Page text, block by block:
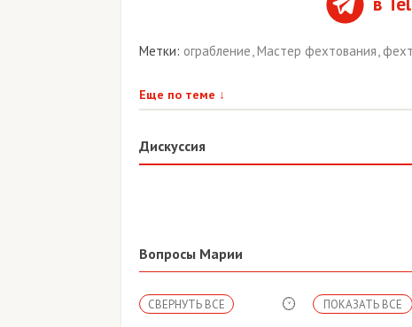
Метки: ограбление,Мастер фехтования,
Еще по теме ↓
Дискуссия
Вопросы Марии
СВЕРНУТЬ ВСЕ ПОКАЗАТЬ ВСЕ